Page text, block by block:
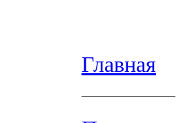
Главная